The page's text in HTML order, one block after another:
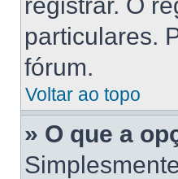
particulares.
fórum.
Voltar ao topo
» O que a